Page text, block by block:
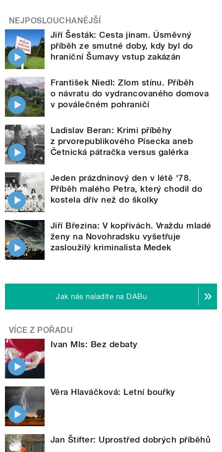
NEJPOSLOUCHANĚJŠÍ
Jiří Šesták: Cesta jinam. Úsměvný
příběh ze smutné doby, kdy byl do
hraniční Šumavy vstup zakázán
František Niedl: Zlom stínu. Příběh
o návratu do vydrancovaného domova
v poválečném pohraničí
Ladislav Beran: Krimi příběhy
z prvorepublikového Písecka aneb
Četnická pátračka versus galérka
Jeden prázdninový den v létě '78.
Příběh malého Petra, který chodil do
kostela dřív než do školky
Jiří Březina: V kopřivách. Vraždu mladé
ženy na Novohradsku vyšetřuje
zasloužilý kriminalista Medek
Jak nás naladíte na DABu
VÍCE Z POŘADU
Ivan Mls: Bez debaty
Věra Hlaváčková: Letní bouřky
Jan Štifter: Uprostřed dobrých příběhů